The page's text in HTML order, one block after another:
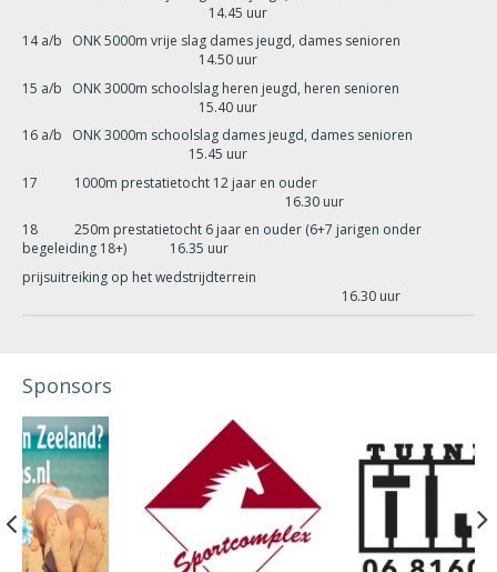
14.45 uur
14 a/b ONK 5000m vrije slag dames jeugd, dames senioren
14.50 uur
15 a/b ONK 3000m schoolslag heren jeugd, heren senioren
15.40 uur
16 a/b ONK 3000m schoolslag dames jeugd, dames senioren
15.45 uur
17 1000m prestatietocht 12 jaar en ouder
16.30 uur
18 250m prestatietocht 6 jaar en ouder (6+7 jarigen onder
begeleiding 18+) 16.35 uur
prijsuitreiking op het wedstrijdterrein
16.30 uur
Sponsors
Previous